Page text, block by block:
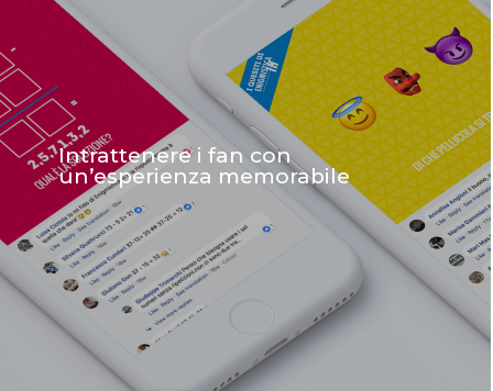
Intrattenere i fan con
un’esperienza memorabile